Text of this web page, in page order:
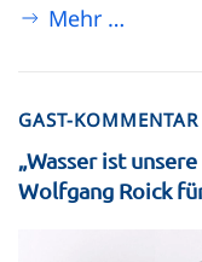
Mehr …
GAST-KOMMENTAR
„Wasser ist
Wolfgang Roick